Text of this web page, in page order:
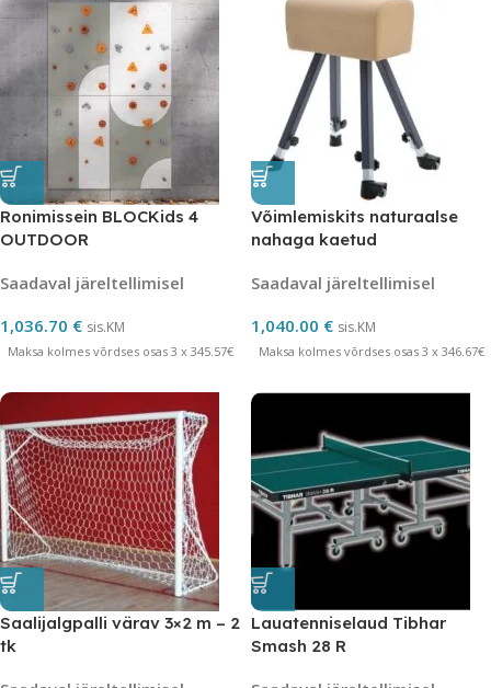
Ronimissein BLOCKids 4
OUTDOOR
Saadaval järeltellimisel
1,036.70 € sis.KM
Maksa kolmes võrdses osas 3 x 345.57€
Võimlemiskits naturaalse
nahaga kaetud
Saadaval järeltellimisel
1,040.00 € sis.KM
Maksa kolmes võrdses osas 3 x 346.67€
Saalijalgpalli värav 3×2 m – 2
tk
Lauatenniselaud Tibhar
Smash 28 R